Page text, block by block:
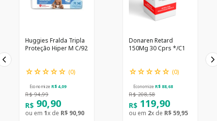
Huggies Fralda Tripla
Proteção Hiper M C/92
☆☆☆☆☆ (0)
Economize R$ 4,09
R$ 94,99
R$ 90,90
ou em 1x de R$ 90,90
Donaren Retard
150Mg 30 Cprs */C1
☆☆☆☆☆ (0)
Economize R$ 88,68
R$ 208,58
R$ 119,90
ou em 2x de R$ 59,95